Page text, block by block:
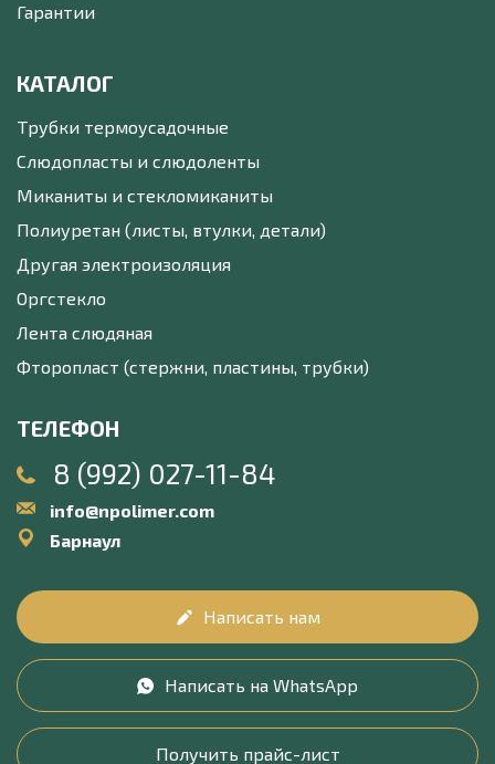
Гарантии
КАТАЛОГ
Трубки термоусадочные
Слюдопласты и слюдоленты
Миканиты и стекломиканиты
Полиуретан (листы, втулки, детали)
Другая электроизоляция
Оргстекло
Лента слюдяная
Фторопласт (стержни, пластины, трубки)
ТЕЛЕФОН
8 (992) 027-11-84
info@npolimer.com
Барнаул
Написать нам
Написать на WhatsApp
Получить прайс-лист